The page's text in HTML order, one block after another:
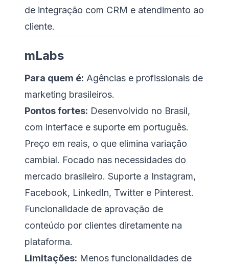
de integração com CRM e atendimento ao
cliente.
mLabs
Para quem é: Agências e profissionais de
marketing brasileiros.
Pontos fortes: Desenvolvido no Brasil,
com interface e suporte em português.
Preço em reais, o que elimina variação
cambial. Focado nas necessidades do
mercado brasileiro. Suporte a Instagram,
Facebook, LinkedIn, Twitter e Pinterest.
Funcionalidade de aprovação de
conteúdo por clientes diretamente na
plataforma.
Limitações: Menos funcionalidades de